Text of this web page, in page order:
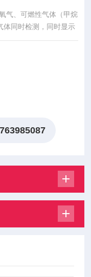
气、可燃性气体（甲烷
体同时检测，同时显示